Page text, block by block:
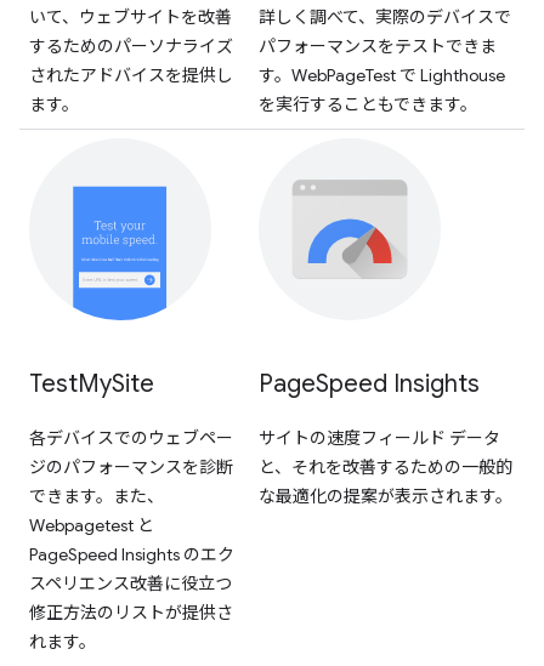
いて、ウェブサイトを改善
するためのパーソナライズ
されたアドバイスを提供し
ます。
詳しく調べて、実際のデバイスで
パフォーマンスをテストできま
す。WebPageTest で Lighthouse
を実行することもできます。
TestMySite
各デバイスでのウェブペー
ジのパフォーマンスを診断
できます。また、
Webpagetest と
PageSpeed Insights のエク
スペリエンス改善に役立つ
修正方法のリストが提供さ
れます。
PageSpeed Insights
サイトの速度フィールド データ
と、それを改善するための一般的
な最適化の提案が表示されます。